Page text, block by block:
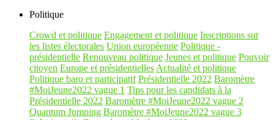
Politique
Crowd et politique Engagement et politique Inscriptions sur
les listes électorales Union européenne Politique -
présidentielle Renouveau politique Jeunes et politique Pouvoir
citoyen Europe et présidentielles Actualité et politique
Politique baro et participatif Présidentielle 2022 Baromètre
#MoiJeune2022 vague 1 Tips pour les candidats à la
Présidentielle 2022 Baromètre #MoiJeune2022 vague 2
Quantum Jumping Baromètre #MoiJeune2022 vague 3